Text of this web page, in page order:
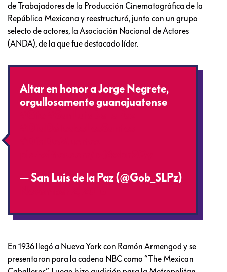
de Trabajadores de la Producción Cinematográfica de la
República Mexicana y reestructuró, junto con un grupo
selecto de actores, la Asociación Nacional de Actores
(ANDA), de la que fue destacado líder.
Altar en honor a Jorge Negrete,
orgullosamente guanajuatense
— San Luis de la Paz (@Gob_SLPz)
En 1936 llegó a Nueva York con Ramón Armengod y se
presentaron para la cadena NBC como “The Mexican